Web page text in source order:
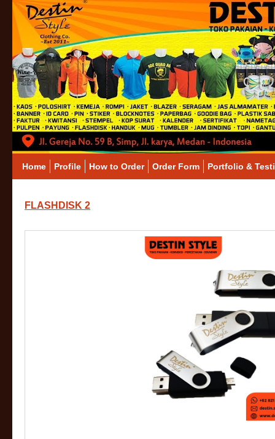
Home Profile How to Order Order Form Portfolio &
FLASHDISK 2